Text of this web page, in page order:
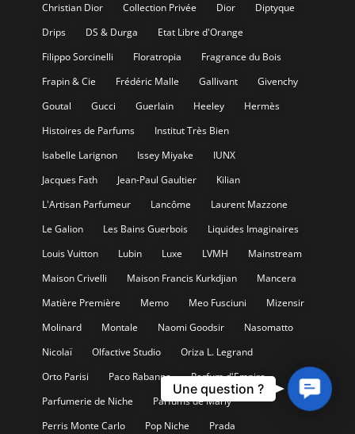
Christian Dior
Collection Privée Dior
Diptyque
Drips
DS & Durga
Etat Libre d'Orange
Filippo Sorcinelli
Floratropia
Fragrance du Bois
Frapin & Cie
Frédéric Malle Gallivant
Givenchy
Goutal
Gucci Guerlain Heeley
Hermès
Histoires de Parfums
Institut Très Bien
Isabelle Larignon
Issey Miyake
IUNX
Jacques Fath
Jean-Paul Gaultier
Kilian
L'Artisan Parfumeur
Lancôme
Laurent Mazzone
Le Galion
Les Bains Guerbois
Liquides Imaginaires
Louis Vuitton
Lubin Luxe LVMH
Mainstream
Maison Crivelli
Maison Francis Kurkdjian
Mancera
Matière Première
Memo Meo Fusciuni
Mizensir
Molinard
Montale Naomi Goodsir
Nasomatto
Nicolaï
Olfactive Studio
Oriza L. Legrand
Orto Parisi
Paco Rabanne
Parfum d'Empire
Parfumerie de Niche
Parfums de Marly
Perris Monte Carlo
Pop Niche Prada
Contact
Une question ?